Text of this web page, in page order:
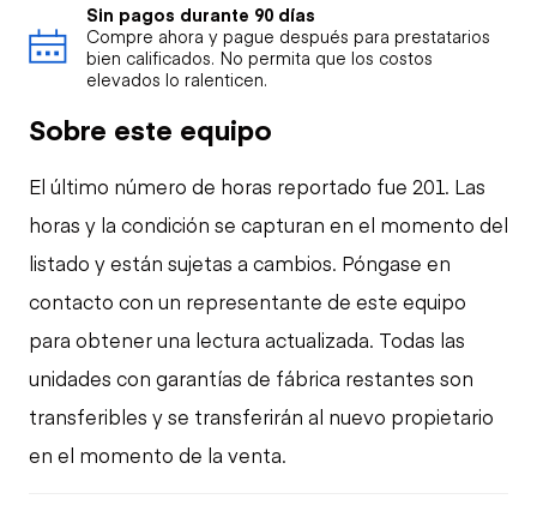
Sin pagos durante 90 días
Compre ahora y pague después para prestatarios
bien calificados. No permita que los costos
elevados lo ralenticen.
Sobre este equipo
El último número de horas reportado fue 201. Las
horas y la condición se capturan en el momento del
listado y están sujetas a cambios. Póngase en
contacto con un representante de este equipo
para obtener una lectura actualizada. Todas las
unidades con garantías de fábrica restantes son
transferibles y se transferirán al nuevo propietario
en el momento de la venta.